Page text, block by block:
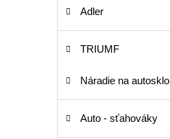
Adler
TRIUMF
Náradie na autosklo
Auto - sťahováky